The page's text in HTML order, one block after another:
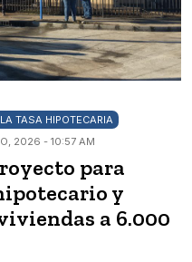
TASA HIPOTECARIA
2026 - 10:57 AM
para
y
a 6.000